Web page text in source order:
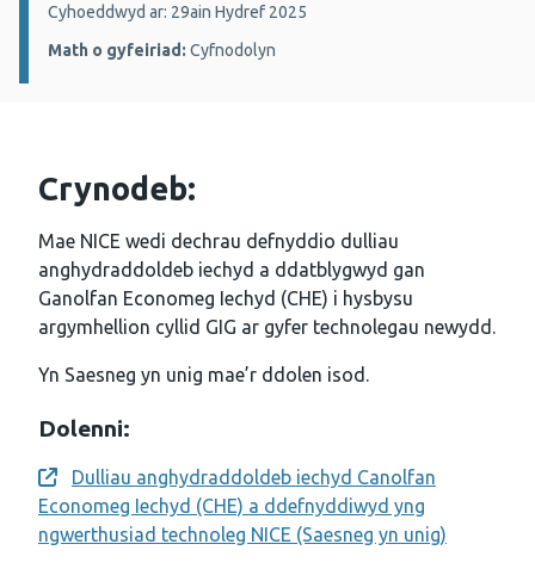
Manylion:
Cyhoeddwyd ar: 29ain Hydref 2025
Math o gyfeiriad: Cyfnodolyn
Crynodeb:
Mae NICE wedi dechrau defnyddio dulliau
anghydraddoldeb iechyd a ddatblygwyd gan
Ganolfan Economeg Iechyd (CHE) i hysbysu
argymhellion cyllid GIG ar gyfer technolegau newydd.
Yn Saesneg yn unig mae’r ddolen isod.
Dolenni:
Opens a new window
Dulliau anghydraddoldeb iechyd Canolfan
Economeg Iechyd (CHE) a ddefnyddiwyd yng
ngwerthusiad technoleg NICE (Saesneg yn unig)